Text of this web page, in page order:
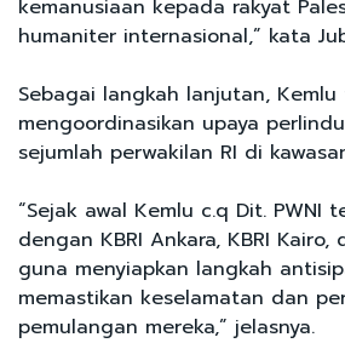
kemanusiaan kepada rakyat
humaniter internasional,” kata
Sebagai langkah lanjutan, Kemlu
mengoordinasikan upaya
sejumlah perwakilan RI di
“Sejak awal Kemlu c.q Dit. PWNI
dengan KBRI Ankara, KBRI Kairo,
guna menyiapkan langkah
memastikan keselamatan dan
pemulangan mereka,” jelasnya.